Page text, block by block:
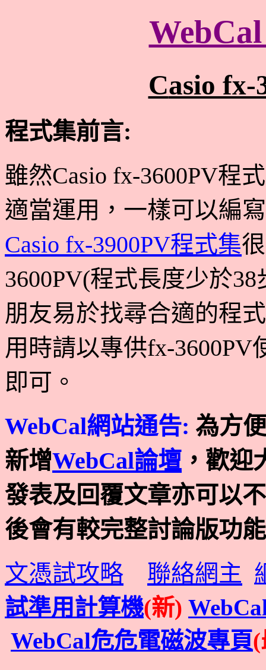
Casio fx-
程式集前言:
雖然Casio fx-3600PV程
適當運用，一樣可以編
Casio fx-3900PV程式集
3600PV(程式長度少於
朋友易於找尋合適的程
用時請以專供fx-
即可。
WebCal網站通告: 為方
新增WebCal論壇 ，歡
發表及回覆文章亦可以
後會有較完整討論版功
文憑試攻略
聯絡網主
試準用計算機(新)
WebCal危危電磁波專頁(